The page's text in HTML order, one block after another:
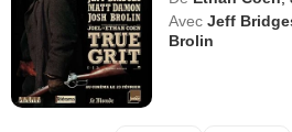
Avec Jeff
Brolin